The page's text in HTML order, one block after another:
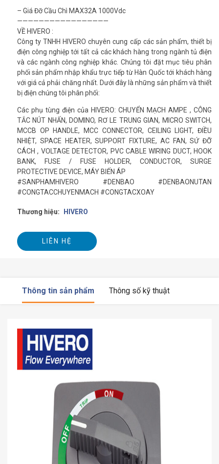
– Giá Đỡ Cầu Chì MAX32A 1000Vdc
—————————————————
VỀ HIVERO :
Công ty TNHH HIVERO chuyên cung cấp các sản phẩm, thiết bị
điện công nghiệp tới tất cả các khách hàng trong ngành tủ điện
và các ngành công nghiệp khác. Chúng tôi đặt mục tiêu phân
phối sản phẩm nhập khẩu trực tiếp từ Hàn Quốc tới khách hàng
với giá cả phải chăng nhất. Dưới đây là những sản phẩm và thiết
bị điện chúng tôi phân phối:
Các phụ tùng điện của HIVERO: CHUYỂN MẠCH AMPE , CÔNG
TẮC NÚT NHẤN, DOMINO, RƠ LE TRUNG GIAN, MICRO SWITCH,
MCCB OP HANDLE, MCC CONNECTOR, CEILING LIGHT, ĐIỀU
NHIỆT, SPACE HEATER, SUPPORT FIXTURE, AC FAN, SỨ ĐỠ
CÁCH , VOLTAGE DETECTOR, PVC CABLE WIRING DUCT, HOOK
BANK, FUSE / FUSE HOLDER, CONDUCTOR, SURGE
PROTECTIVE DEVICE, MÁY BIẾN ÁP
#SANPHAMHIVERO #DENBAO #DENBAONUTAN
#CONGTACCHUYENMACH #CONGTACXOAY
Thương hiệu: HIVERO
LIÊN HỆ
Thông tin sản phẩm Thông số kỹ thuật